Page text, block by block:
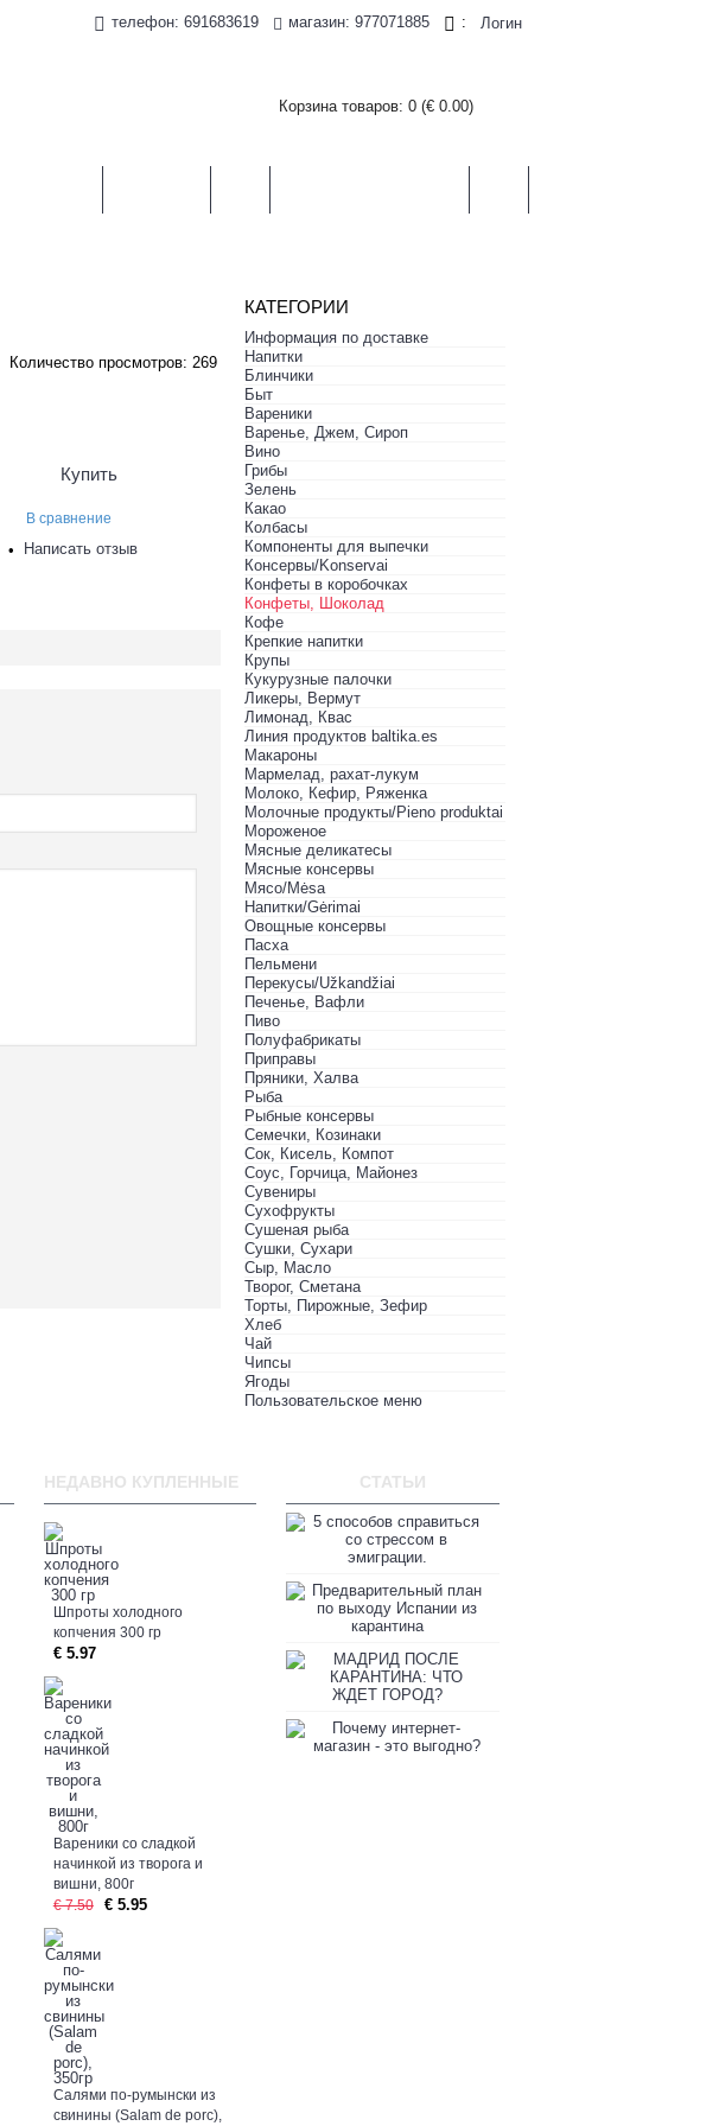
телефон: 691683619 магазин: 977071885 : Логин
Корзина товаров: 0 (€ 0.00)
КАТЕГОРИИ
Информация по доставке
Hапитки
Блинчики
Быт
Вареники
Варенье, Джем, Сироп
Вино
Грибы
Зелень
Какао
Колбасы
Компоненты для выпечки
Консервы/Konservai
Конфеты в кoробочках
Конфеты, Шоколад
Кофе
Крепкие напитки
Крупы
Кукурузные палочки
Ликеры, Вермут
Лимонад, Квас
Линия продуктов baltika.es
Макароны
Мармелад, рахат-лукум
Молоко, Кефир, Ряженка
Молочные продукты/Pieno produktai
Мороженое
Мясные деликатесы
Мясные консервы
Мясо/Mėsa
Напитки/Gėrimai
Овощные консервы
Пасха
Пельмени
Перекусы/Užkandžiai
Печенье, Вафли
Пиво
Полуфабрикаты
Приправы
Пряники, Халва
Рыба
Рыбные консервы
Семечки, Козинаки
Сок, Кисель, Компот
Соус, Горчица, Майонез
Сувениры
Сухофрукты
Сушеная рыба
Сушки, Сухари
Сыр, Масло
Творог, Сметана
Торты, Пирожные, Зефир
Хлеб
Чай
Чипсы
Ягоды
Пользовательское меню
Количество просмотров: 269
Купить
В сравнение
• Написать отзыв
НЕДАВНО КУПЛЕННЫЕ
Шпроты холодного
копчения 300 гр
€ 5.97
Вареники со сладкой
начинкой из творога и
вишни, 800г
€ 7.50
€ 5.95
Салями по-румынски из
свинины (Salam de porc),
СТАТЬИ